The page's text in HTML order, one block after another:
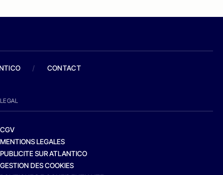
/ CONTACT
LEGAL
CGV
MENTIONS LEGALES
PUBLICITE SUR ATLANTICO
GESTION DES COOKIES